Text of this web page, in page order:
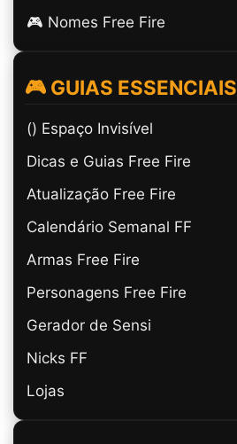
🎮 Nomes Free Fire
🎮 GUIAS ESSENCIAIS
(ㅤ) Espaço Invisível
Dicas e Guias Free Fire
Atualização Free Fire
Calendário Semanal FF
Armas Free Fire
Personagens Free Fire
Gerador de Sensi
Nicks FF
Lojas